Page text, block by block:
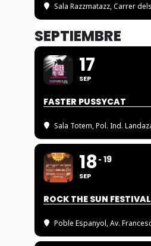
Sala Razzmatazz, Carrer
SEPTIEMBRE
17
SEP
FASTER PUSSYCAT
Sala Totem, Pol. Ind.
18
SEP
19
ROCK THE SUN FESTIVAL
Poble Espanyol, Av.